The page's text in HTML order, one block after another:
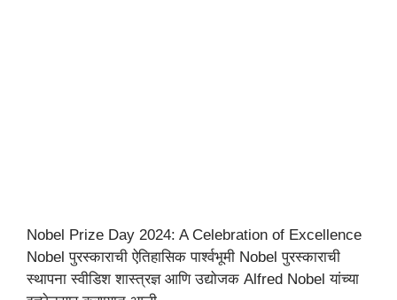
Nobel Prize Day 2024: A Celebration of Excellence
Nobel पुरस्काराची ऐतिहासिक पार्श्वभूमी Nobel पुरस्काराची
स्थापना स्वीडिश शास्त्रज्ञ आणि उद्योजक Alfred Nobel यांच्या